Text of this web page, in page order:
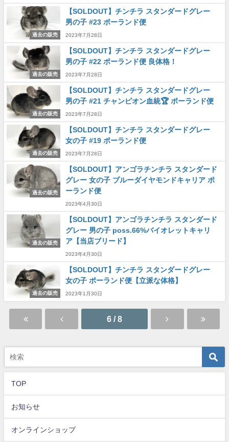
過去の販売
【SOLDOUT】チンチラ スタンダードグレー
男の子 #23 ポーランド便
2023年7月28日
過去の販売
【SOLDOUT】チンチラ スタンダードグレー
男の子 #22 ポーランド便 良体格！
2023年7月28日
過去の販売
【SOLDOUT】チンチラ スタンダードグレー
男の子 #21 チャンピオン血統🏆 ポーランド便
2023年7月28日
過去の販売
【SOLDOUT】チンチラ スタンダードグレー
女の子 #19 ポーランド便
2023年7月28日
過去の販売
【SOLDOUT】アンゴラチンチラ スタンダード
グレー 女の子 ブルーダイヤモンドキャリア ポ
ーランド便
2023年4月30日
過去の販売
【SOLDOUT】アンゴラチンチラ スタンダード
グレー 男の子 poss.66%バイオレットキャリ
ア【当店ブリード】
2023年4月30日
過去の販売
【SOLDOUT】チンチラ スタンダードグレー
女の子 ポーランド便【立派な体格】
2023年1月30日
6 / 8
TOP
お知らせ
オンラインショップ